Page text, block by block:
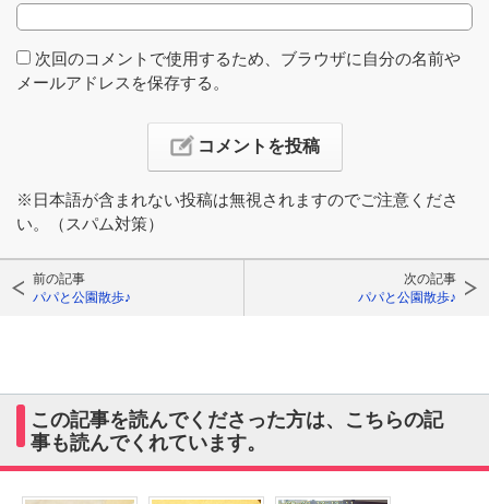
次回のコメントで使用するため、ブラウザに自分の名前や
メールアドレスを保存する。
※日本語が含まれない投稿は無視されますのでご注意くださ
い。（スパム対策）
前の記事
パパと公園散歩♪
次の記事
パパと公園散歩♪
この記事を読んでくださった方は、こちらの記
事も読んでくれています。